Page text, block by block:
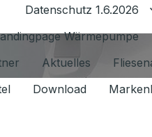
für Ratgeber
Datenschutz 1.6.2026
Wärmepumpe
Aktuelles
Download